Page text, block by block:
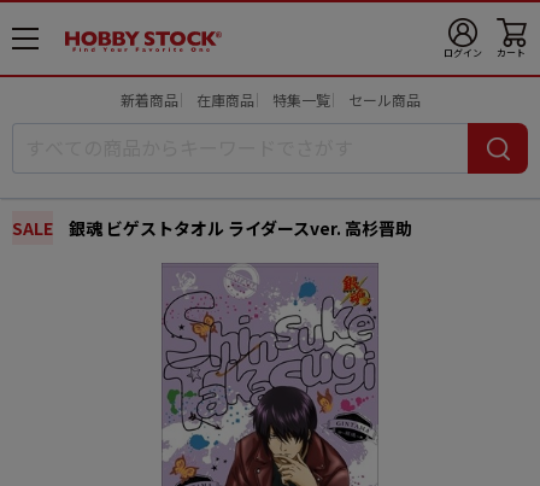
メ
ニ
ログイン カート
新着商品 在庫商品 特集一覧 セール商品
SALE 銀魂 ビゲストタオル ライダースver. 高杉晋助